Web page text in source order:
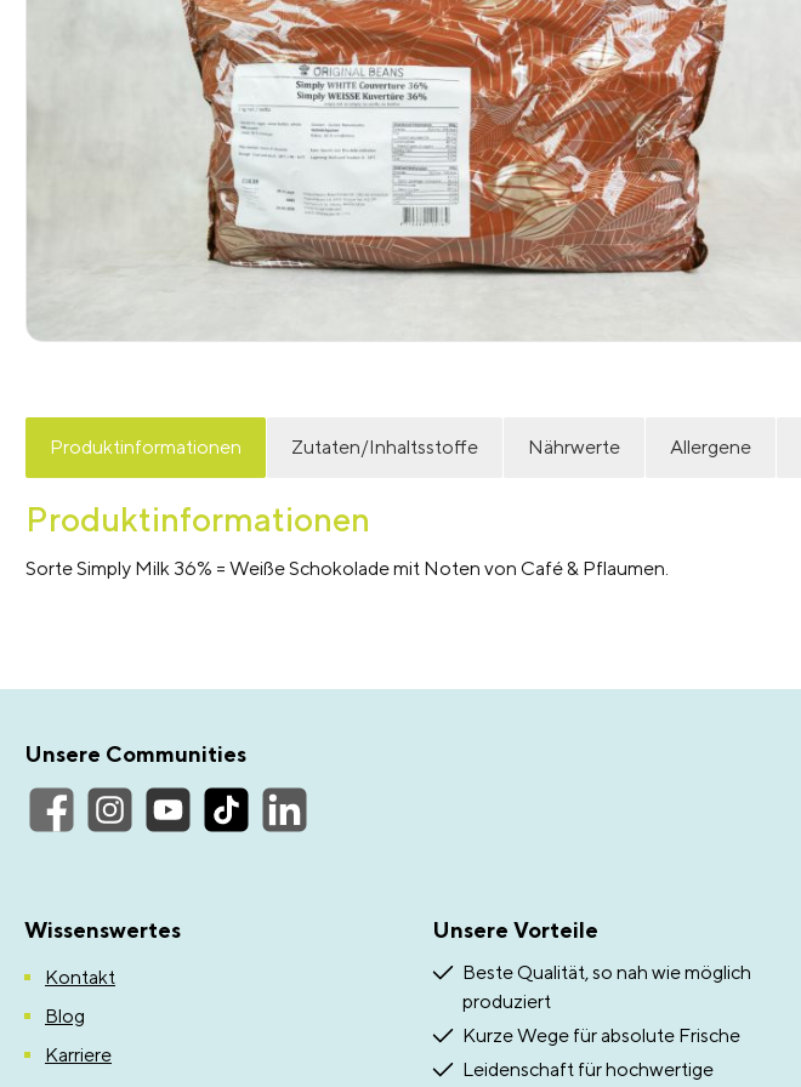
Produktinformationen Zutaten/Inhaltsstoffe Nährwerte Allergene
Produktinformationen
Sorte Simply Milk 36% = Weiße Schokolade mit Noten von Café & Pflaumen.
Unsere Communities
Wissenswertes
Kontakt
Blog
Karriere
Unsere Vorteile
Beste Qualität, so nah wie möglich
produziert
Kurze Wege für absolute Frische
Leidenschaft für hochwertige